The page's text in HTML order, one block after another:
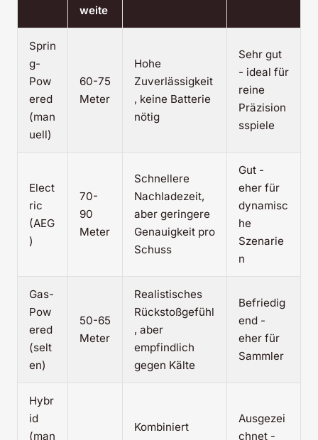
weite
Sprin
g-
Pow
ered
(man
uell)
60-75
Meter
Hohe
Zuverlässigkeit
, keine Batterie
nötig
Sehr gut
- ideal für
reine
Präzision
sspiele
Elect
ric
(AEG
)
70-
90
Meter
Schnellere
Nachladezeit,
aber geringere
Genauigkeit pro
Schuss
Gut -
eher für
dynamisc
he
Szenarie
n
Gas-
Pow
ered
(selt
en)
50-65
Meter
Realistisches
Rückstoßgefühl
, aber
empfindlich
gegen Kälte
Befriedig
end -
eher für
Sammler
Hybr
id
(man
Kombiniert
Ausgezei
chnet -